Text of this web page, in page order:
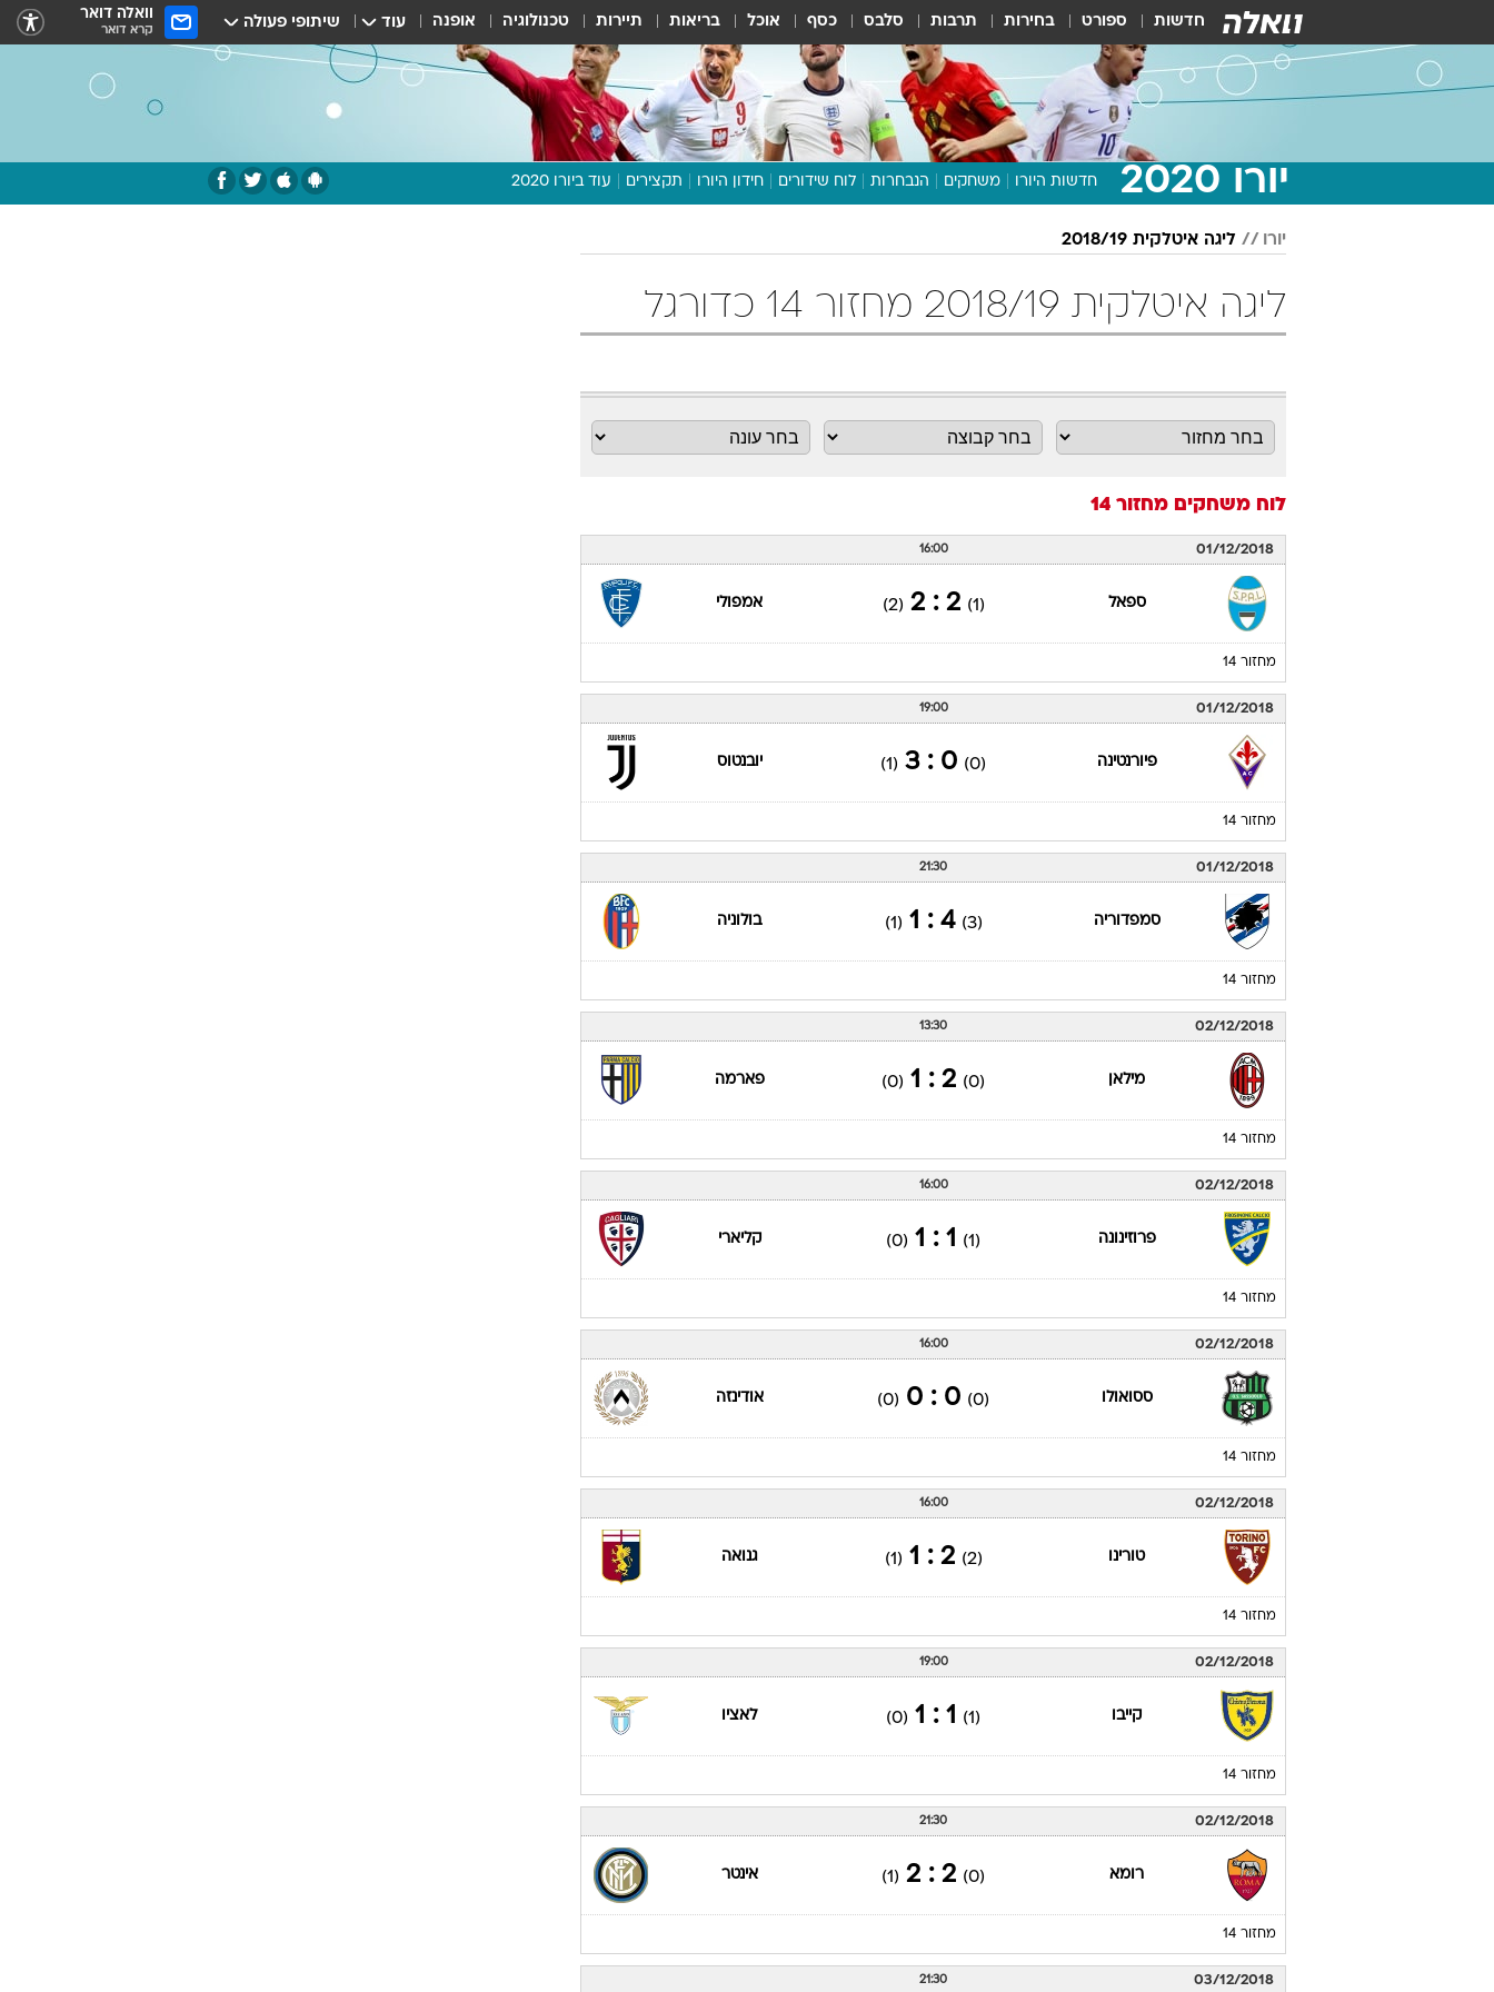
חדשות ספורט בחירות תרבות סלבס כסף אוכל בריאות תיירות טכנולוגיה אופנה עוד שיתופי פעולה וואלה דואר
קרא דואר
יורו 2020 חדשות היורו משחקים הנבחרות לוח שידורים חידון היורו תקצירים עוד ביורו 2020
תכנית היורו
יורו ליגה איטלקית 2018/19
ליגה איטלקית 2018/19 מחזור 14 כדורגל
לוח משחקים מחזור 14
01/12/2018
16:00
ספאל (1)
2 : 2
(2) אמפולי
מחזור 14
01/12/2018
19:00
פיורנטינה (0)
0 : 3
(1) יובנטוס
מחזור 14
01/12/2018
21:30
סמפדוריה (3)
4 : 1
(1) בולוניה
מחזור 14
02/12/2018
13:30
מילאן (0)
2 : 1
(0) פארמה
מחזור 14
02/12/2018
16:00
פרוזינונה (1)
1 : 1
(0) קליארי
מחזור 14
02/12/2018
16:00
ססואולו (0)
0 : 0
(0) אודינזה
מחזור 14
02/12/2018
16:00
טורינו (2)
2 : 1
(1) גנואה
מחזור 14
02/12/2018
19:00
קייבו (1)
1 : 1
(0) לאציו
מחזור 14
02/12/2018
21:30
רומא (0)
2 : 2
(1) אינטר
מחזור 14
03/12/2018
21:30